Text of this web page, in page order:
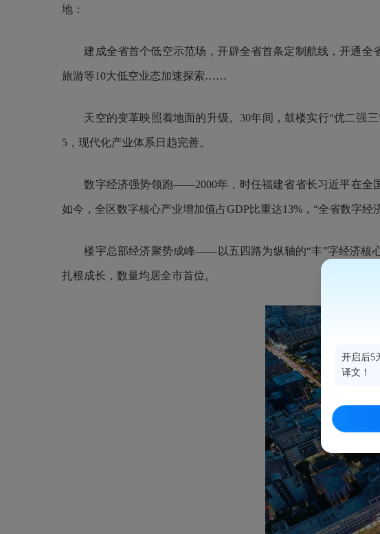
地：
建成全省首个低空示范场，开辟全省首条定制航线，开通全
旅游等10大低空业态加速探索……
天空的变革映照着地面的升级。30年间，鼓楼实行“优二强三”
5，现代化产业体系日趋完善。
数字经济强势领跑——2000年，时任福建省省长习近平在全国
如今，全区数字核心产业增加值占GDP比重达13%，“全省数字经
楼宇总部经济聚势成峰——以五四路为纵轴的“丰”字经济核心
扎根成长，数量均居全市首位。
开启后5
译文！